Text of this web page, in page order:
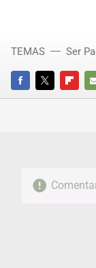
FACEBOOKTWITTER
TEMAS Ser